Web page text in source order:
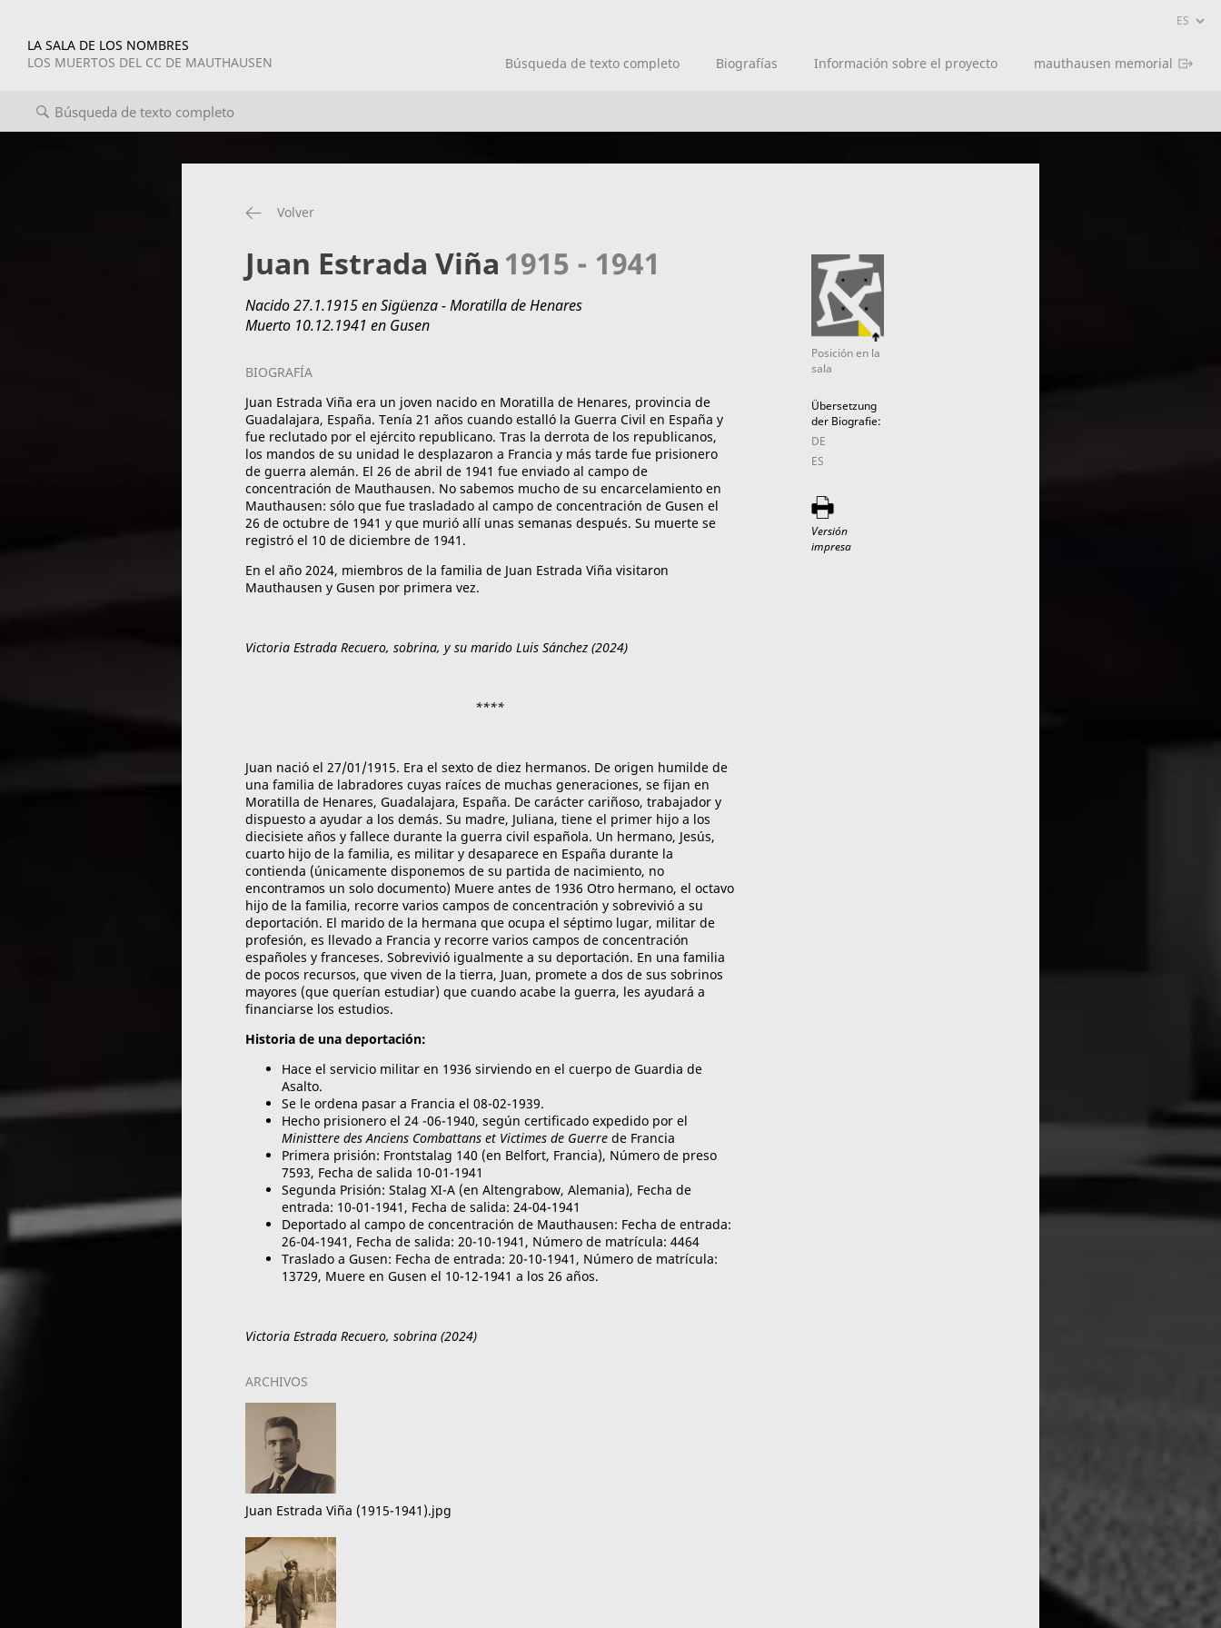
LA SALA DE LOS NOMBRES
LOS MUERTOS DEL CC DE MAUTHAUSEN
Búsqueda de texto completo Biografías Información sobre el proyecto mauthausen memorial
Volver
Juan Estrada Viña 1915 - 1941
Nacido 27.1.1915 en Sigüenza - Moratilla de Henares
Muerto 10.12.1941 en Gusen
BIOGRAFÍA
Juan Estrada Viña era un joven nacido en Moratilla de Henares, provincia de
Guadalajara, España. Tenía 21 años cuando estalló la Guerra Civil en España y
fue reclutado por el ejército republicano. Tras la derrota de los republicanos,
los mandos de su unidad le desplazaron a Francia y más tarde fue prisionero
de guerra alemán. El 26 de abril de 1941 fue enviado al campo de
concentración de Mauthausen. No sabemos mucho de su encarcelamiento en
Mauthausen: sólo que fue trasladado al campo de concentración de Gusen el
26 de octubre de 1941 y que murió allí unas semanas después. Su muerte se
registró el 10 de diciembre de 1941.
En el año 2024, miembros de la familia de Juan Estrada Viña visitaron
Mauthausen y Gusen por primera vez.
Victoria Estrada Recuero, sobrina, y su marido Luis Sánchez (2024)
****
Juan nació el 27/01/1915. Era el sexto de diez hermanos. De origen humilde de
una familia de labradores cuyas raíces de muchas generaciones, se fijan en
Moratilla de Henares, Guadalajara, España. De carácter cariñoso, trabajador y
dispuesto a ayudar a los demás. Su madre, Juliana, tiene el primer hijo a los
diecisiete años y fallece durante la guerra civil española. Un hermano, Jesús,
cuarto hijo de la familia, es militar y desaparece en España durante la
contienda (únicamente disponemos de su partida de nacimiento, no
encontramos un solo documento) Muere antes de 1936 Otro hermano, el octavo
hijo de la familia, recorre varios campos de concentración y sobrevivió a su
deportación. El marido de la hermana que ocupa el séptimo lugar, militar de
profesión, es llevado a Francia y recorre varios campos de concentración
españoles y franceses. Sobrevivió igualmente a su deportación. En una familia
de pocos recursos, que viven de la tierra, Juan, promete a dos de sus sobrinos
mayores (que querían estudiar) que cuando acabe la guerra, les ayudará a
financiarse los estudios.
Historia de una deportación:
Hace el servicio militar en 1936 sirviendo en el cuerpo de Guardia de
Asalto.
Se le ordena pasar a Francia el 08-02-1939.
Hecho prisionero el 24 -06-1940, según certificado expedido por el
Ministtere des Anciens Combattans et Victimes de Guerre de Francia
Primera prisión: Frontstalag 140 (en Belfort, Francia), Número de preso
7593, Fecha de salida 10-01-1941
Segunda Prisión: Stalag XI-A (en Altengrabow, Alemania), Fecha de
entrada: 10-01-1941, Fecha de salida: 24-04-1941
Deportado al campo de concentración de Mauthausen: Fecha de entrada:
26-04-1941, Fecha de salida: 20-10-1941, Número de matrícula: 4464
Traslado a Gusen: Fecha de entrada: 20-10-1941, Número de matrícula:
13729, Muere en Gusen el 10-12-1941 a los 26 años.
Victoria Estrada Recuero, sobrina (2024)
ARCHIVOS
Juan Estrada Viña (1915-1941).jpg
Posición en la
sala
Übersetzung
der Biografie:
DE
ES
Versión
impresa